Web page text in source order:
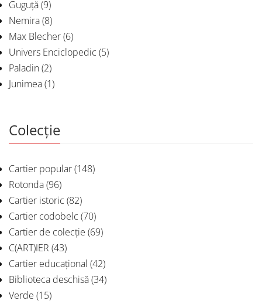
Guguță(9)
Nemira(8)
Max Blecher(6)
Univers Enciclopedic (5)
Paladin(2)
Junimea(1)
Colecție
Cartier popular(148)
Rotonda(96)
Cartier istoric (82)
Cartier codobelc (70)
Cartier de colecție (69)
C(ART)IER (43)
Cartier educațional (42)
Biblioteca deschisă(34)
Verde (15)